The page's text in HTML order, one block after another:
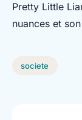
Pretty Little
nuances et
societe